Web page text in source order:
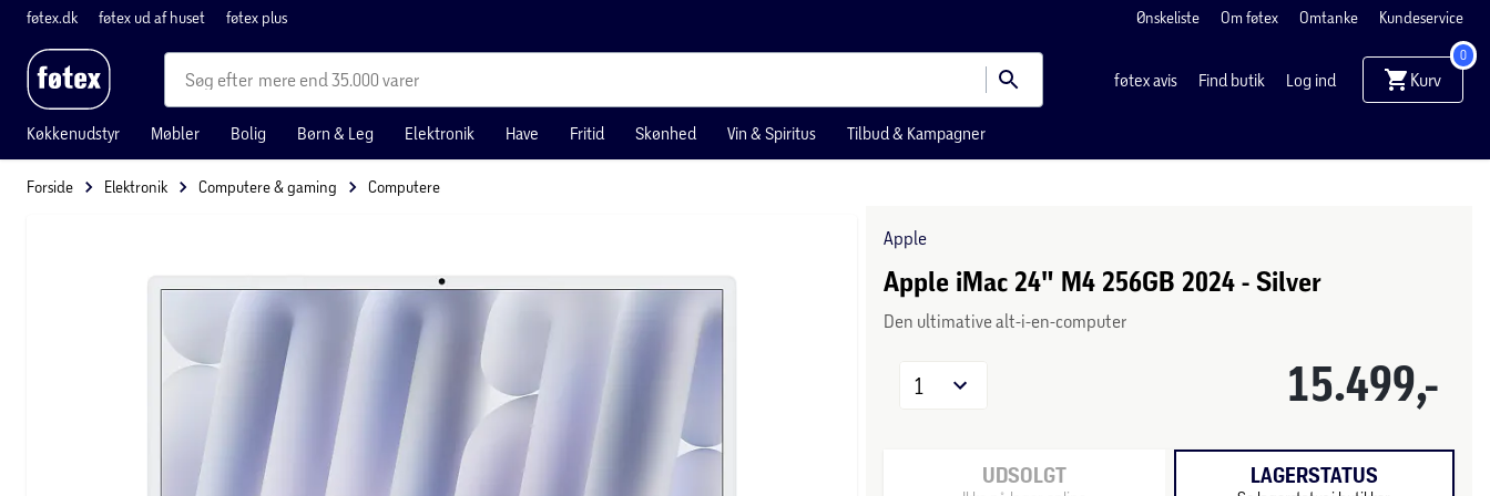
føtex.dk føtex ud af huset føtex plus Ønskeliste Om føtex Omtanke Kundeservice
mere end 35.000 varer føtex avis Find butik Log ind Kurv
0
Køkkenudstyr Møbler Bolig Børn & Leg Elektronik Have Fritid Skønhed Vin & Spiritus Tilbud & Kampagner
Forside Elektronik Computere & gaming Computere
Apple
Apple iMac 24" M4 256GB 2024 - Silver
Den ultimative alt-i-en-computer
15.499,-
1
UDSOLGT LAGERSTATUS